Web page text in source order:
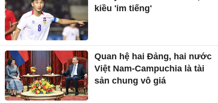
kiều 'im tiếng'
Quan hệ hai Đảng, hai nước
Việt Nam-Campuchia là tài
sản chung vô giá ​